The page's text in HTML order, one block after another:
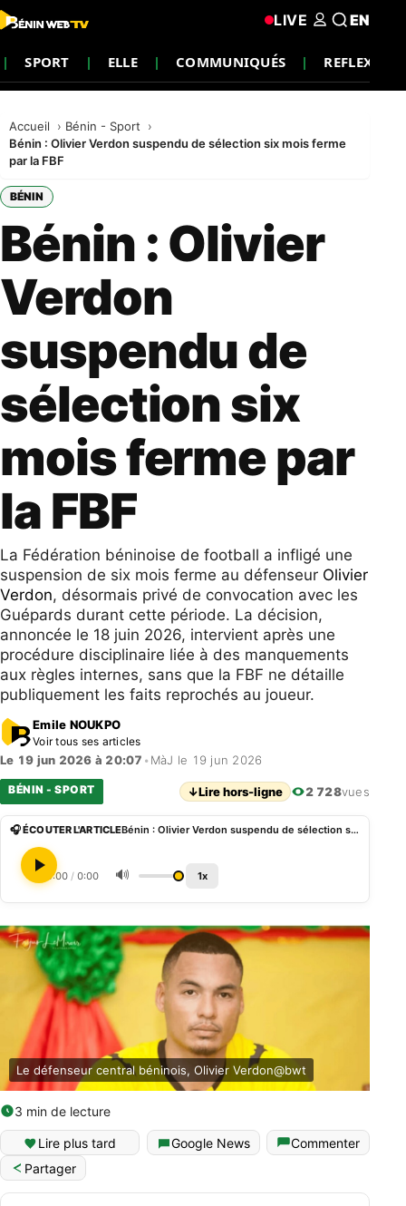
SPORT ELLE COMMUNIQUÉS REFLEXION
LIVE EN
Accueil
Bénin - Sport
Bénin : Olivier Verdon suspendu de sélection six mois ferme
par la FBF
BÉNIN
Bénin : Olivier
Verdon
suspendu de
sélection six
mois ferme par
la FBF
La Fédération béninoise de football a infligé une
suspension de six mois ferme au défenseur Olivier
Verdon, désormais privé de convocation avec les
Guépards durant cette période. La décision,
annoncée le 18 juin 2026, intervient après une
procédure disciplinaire liée à des manquements
aux règles internes, sans que la FBF ne détaille
publiquement les faits reprochés au joueur.
Emile NOUKPO
Voir tous ses articles
Le 19 jun 2026 à 20:07 • MàJ le 19 jun 2026
BÉNIN - SPORT ↓Lire hors-ligne 2 728vues
🎧 ÉCOUTER L'ARTICLE Bénin : Olivier Verdon suspendu de sélection six mois ferme par la FBF
0:00 / 0:00 🔊 1x
Le défenseur central béninois, Olivier Verdon@bwt
3 min de lecture
Lire plus tard Google News
Commenter
Partager